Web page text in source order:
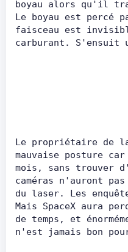
boyau alors qu'il
Le boyau est
faisceau est
carburant.
Le propriétaire de
mauvaise posture
mois, sans trouver
caméras n'auront
du laser. Les
Mais SpaceX aura
de temps, et